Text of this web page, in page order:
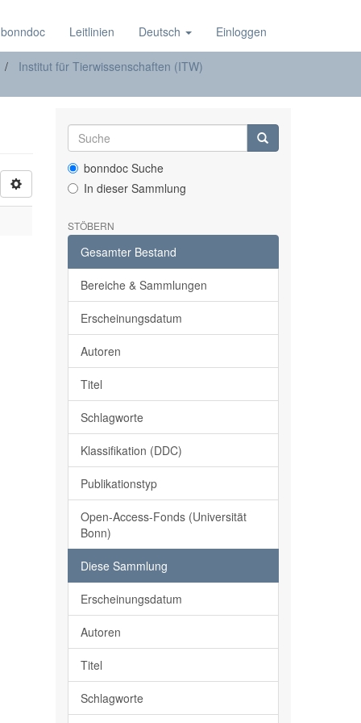
Leitlinien Deutsch Einloggen
Institut für Tierwissenschaften (ITW)
bonndoc Suche
In dieser Sammlung
STÖBERN
Gesamter Bestand
Bereiche & Sammlungen
Erscheinungsdatum
Autoren
Titel
Schlagworte
Klassifikation (DDC)
Publikationstyp
Open-Access-Fonds (Universität
Bonn)
Diese Sammlung
Erscheinungsdatum
Autoren
Titel
Schlagworte